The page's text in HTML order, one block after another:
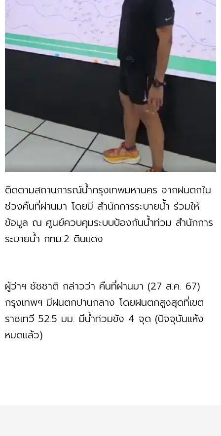
ติดตามสถานการณ์น้ำกรุงเทพมหานคร จากฝนตกใน
ช่วงคืนที่ผ่านมา โดยมี สำนักการระบายน้ำ ร่วมให้
ข้อมูล ณ ศูนย์ควบคุมระบบป้องกันน้ำท่วม สำนักการ
ระบายน้ำ กทม.2 ดินแดง
ผู้ว่าฯ ชัชชาติ กล่าวว่า คืนที่ผ่านมา (27 ส.ค. 67)
กรุงเทพฯ มีฝนตกปานกลาง โดยฝนตกสูงสุดที่เขต
ราชเทวี 52.5 มม. มีน้ำท่วมขัง 4 จุด (ปัจจุบันแห้ง
หมดแล้ว)